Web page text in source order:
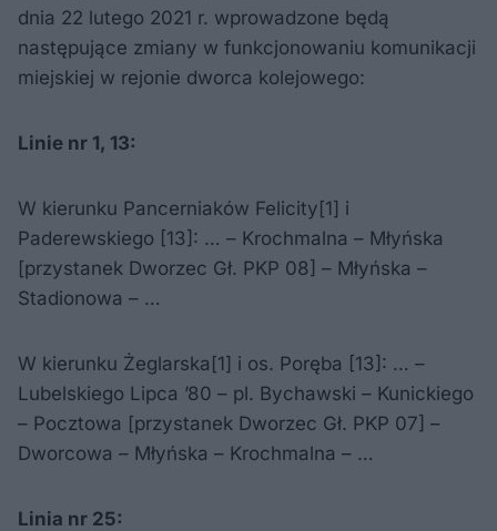
dnia 22 lutego 2021 r. wprowadzone będą
następujące zmiany w funkcjonowaniu komunikacji
miejskiej w rejonie dworca kolejowego:
Linie nr 1, 13:
W kierunku Pancerniaków Felicity[1] i
Paderewskiego [13]: … – Krochmalna – Młyńska
[przystanek Dworzec Gł. PKP 08] – Młyńska –
Stadionowa – …
W kierunku Żeglarska[1] i os. Poręba [13]: … –
Lubelskiego Lipca ’80 – pl. Bychawski – Kunickiego
– Pocztowa [przystanek Dworzec Gł. PKP 07] –
Dworcowa – Młyńska – Krochmalna – …
Linia nr 25: